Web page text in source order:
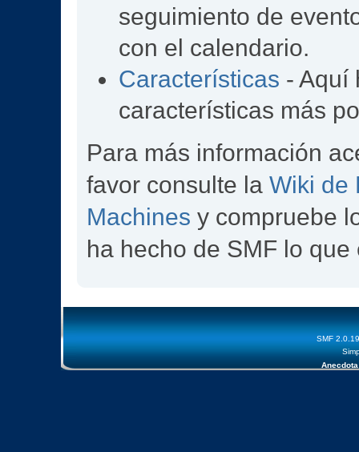
seguimiento de
con el calendario.
Características - Aquí
características más
Para más información
favor consulte laWiki de
Machines y compruebe
ha hecho de SMF lo que
SMF 2.0.19
Anecdota